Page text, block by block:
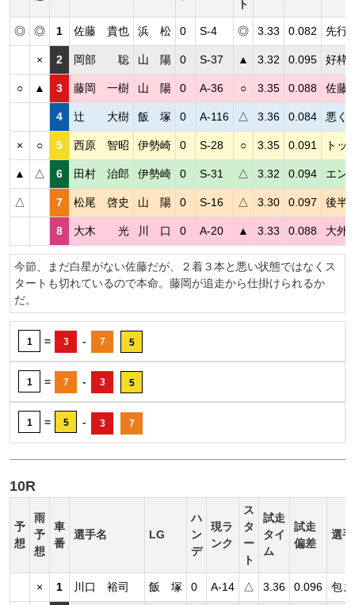
ト
◎ ◎ 1 佐藤 貴也 浜 松 0 S-4 ◎ 3.33 0.082 先行
× 2 岡部 聡 山 陽 0 S-37 ▲ 3.32 0.095 好枠
○ ▲ 3 藤岡 一樹 山 陽 0 A-36 ○ 3.35 0.088 佐藤
4 辻 大樹 飯 塚 0 A-116 △ 3.36 0.084 悪く
× ○ 5 西原 智昭 伊勢崎 0 S-28 ○ 3.35 0.091 トッ
▲ △ 6 田村 治郎 伊勢崎 0 S-31 △ 3.32 0.094 エン
△ 7 松尾 啓史 山 陽 0 S-16 △ 3.30 0.097 後半
8 大木 光 川 口 0 A-20 ▲ 3.33 0.088 大外
今節、まだ白星がない佐藤だが、２着３本と悪い状態ではなくス
タートも切れているので本命。藤岡が追走から仕掛けられるか
だ。
1 = 3 - 7 5
1 = 7 - 3 5
1 = 5 - 3 7
10R
予
想
雨
予
想
車
番
選手名 LG
ハ
ン
デ
現ラ
ンク
ス
タ
ー
ト
試走
タイ
ム
試走
偏差
選
× 1 川口 裕司 飯 塚 0 A-14 △ 3.36 0.096 包